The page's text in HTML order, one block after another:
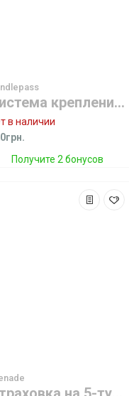
Система крепления лиша Handlepass System Fix
в наличии
Получите 2 бонусов